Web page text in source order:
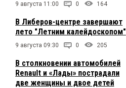
9 августа 11:00 0 164
В Либеров-центре завершают
лето "Летним калейдоскопом"
9 августа 09:30 0 205
В столкновении автомобилей
Renault и «Лады» пострадали
две женщины и двое детей